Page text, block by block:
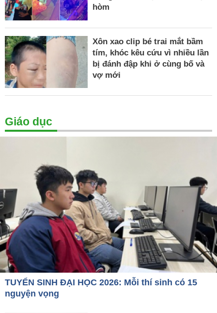
hòm
Xôn xao clip bé trai mắt bầm
tím, khóc kêu cứu vì nhiều lần
bị đánh đập khi ở cùng bố và
vợ mới
Giáo dục
TUYỂN SINH ĐẠI HỌC 2026: Mỗi thí sinh có 15
nguyện vọng